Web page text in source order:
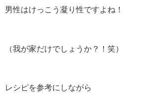
男性はけっこう凝り性ですよね！
（我が家だけでしょうか？！笑）
レシピを参考にしながら